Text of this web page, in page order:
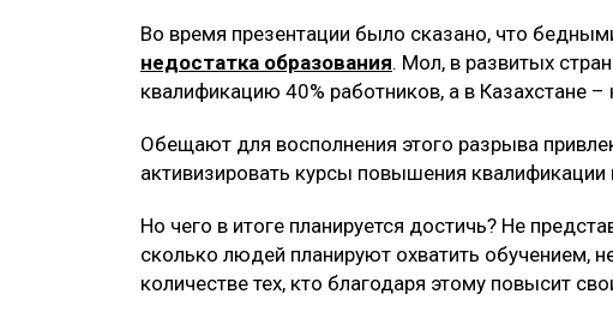
Во время презентации было сказано, что
недостатка образования. Мол, в развитых
квалификацию 40% работников, а в Казахстане –
Обещают для восполнения этого разрыва
активизировать курсы повышения квалификации
Но чего в итоге планируется достичь? Не
сколько людей планируют охватить обучением,
количестве тех, кто благодаря этому повысит